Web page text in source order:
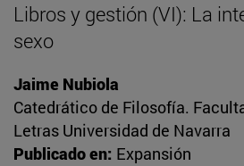
Libros y gestión (VI): La
sexo
Jaime Nubiola
Catedrático de Filosofía.
Letras Universidad de Navarra
Publicado en: Expansión